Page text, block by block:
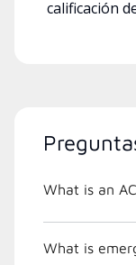
calificación
What is an
What is